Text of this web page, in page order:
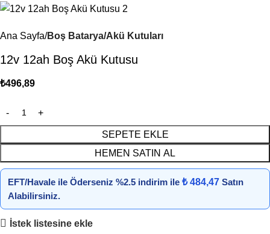
Ana Sayfa Boş Batarya/Akü Kutuları
12v 12ah Boş Akü Kutusu
₺496,89
SEPETE EKLE
HEMEN SATIN AL
EFT/Havale ile Öderseniz %2.5 indirim ile ₺ 484,47 Satın
Alabilirsiniz.
İstek listesine ekle